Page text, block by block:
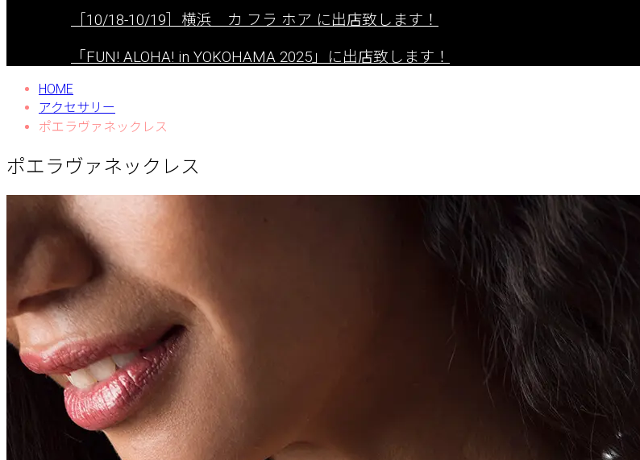
［10/18-10/19］横浜 カ フラ ホア に出店致します！
「FUN! ALOHA! in YOKOHAMA 2025」に出店致します！
HOME
アクセサリー
ポエラヴァネックレス
ポエラヴァネックレス